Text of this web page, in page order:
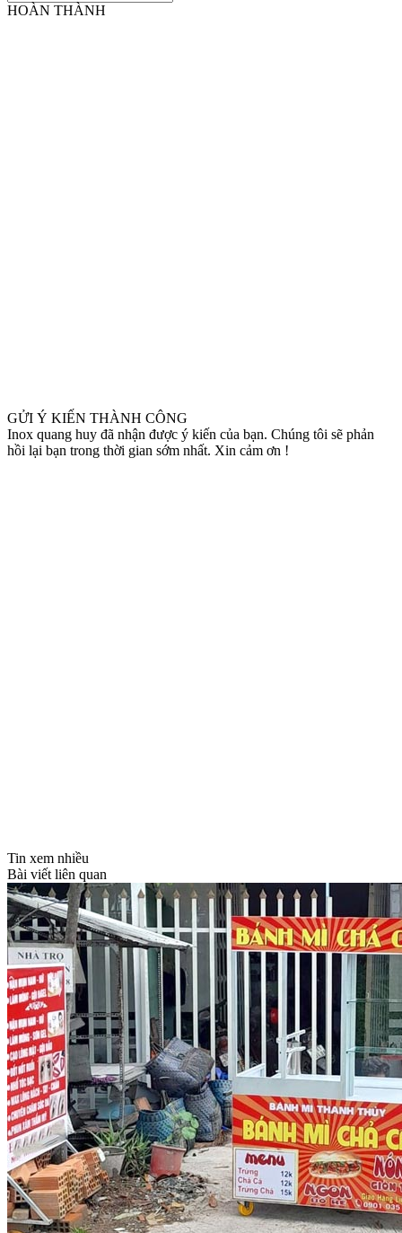
HOÀN THÀNH
GỬI Ý KIẾN THÀNH CÔNG
Inox quang huy đã nhận được ý kiến của bạn. Chúng tôi sẽ phản
hồi lại bạn trong thời gian sớm nhất. Xin cảm ơn !
Tin xem nhiều
Bài viết liên quan